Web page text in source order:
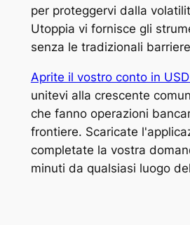
per proteggervi dalla
Utoppia vi fornisce gli
senza le tradizionali
Aprite il vostro conto in
unitevi alla crescente
che fanno operazioni
frontiere. Scaricate
completate la vostra
minuti da qualsiasi luogo